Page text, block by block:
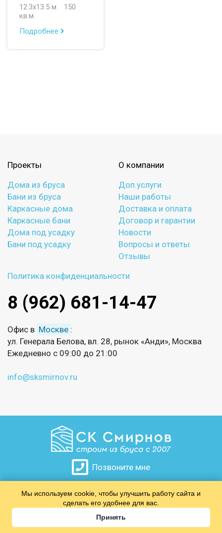
12.3х13.5 м
150
кв.м.
Подробнее
Проекты
Дома из бруса
Бани из бруса
Каркасные дома
Каркасные бани
Дома под усадку
Бани под усадку
О компании
Доп.услуги
Наши работы
Доставка и оплата
Договор и гарантии
Новости
Вопросы и ответы
Отзывы
Политика конфиденциальности
8 (962) 681-14-47
Офис в Москве :
ул. Генерала Белова, вл. 28, рынок «Анди», Москва
Ежедневно с 09:00 до 21:00
info@sksmirnov.ru
Позвоните мне
​​​​​​​
Мы используем cookie, чтобы улучшить работу сайта и
сделать его удобнее для вас.
Принять